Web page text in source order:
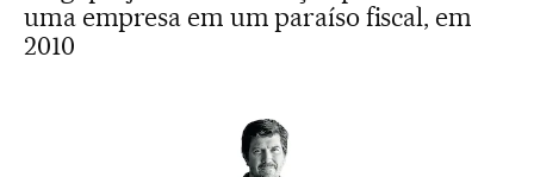
uma empresa em um paraíso fiscal, em
2010